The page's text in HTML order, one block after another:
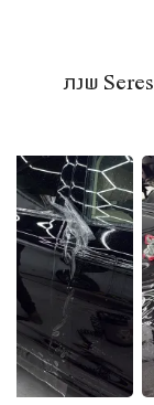
ציפוי PPF חיצוני לרכב מסוג Seres שנת